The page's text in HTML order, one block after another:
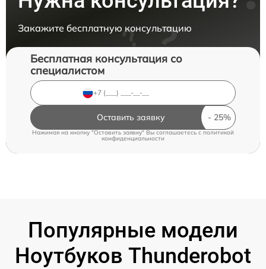
Закажите бесплатную консультацию
Бесплатная консультация со
специалистом
Оставить заявку
Нажимая на кнопку "Оставить заявку" Вы соглашаетесь cполитикой
конфиденциальности
Популярные модели
Ноутбуков Thunderobot